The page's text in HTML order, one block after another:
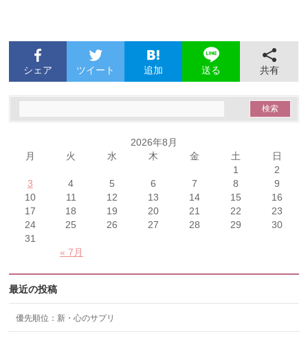
シェア ツイート 追加 送る 共有
2026年8月
月
火 水 木 金 土 日
« 7月
1
2
3
4 5 6 7 8
9
10
11 12 13 14 15
16
17
18 19 20 21 22
23
24
25 26 27 28 29
30
31
最近の投稿
優先順位：新・心のサプリ